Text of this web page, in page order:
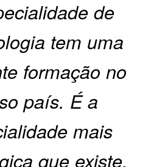
de
tem uma
formação no
país. É a
mais
que existe,